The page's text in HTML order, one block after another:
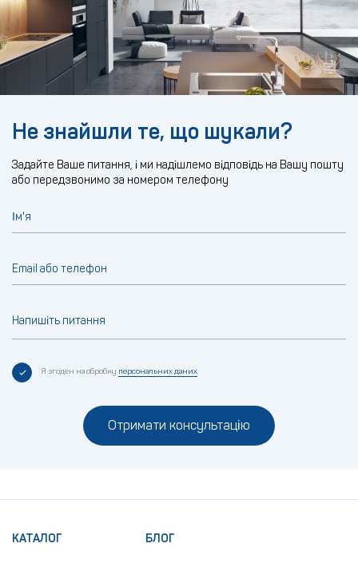
Не знайшли те, що шукали?
Задайте Ваше питання, і ми надішлемо відповідь на Вашу пошту
або передзвонимо за номером телефону
Ім'я
Email або телефон
Напишіть питання
Я згоден на обробку персональних даних
Отримати консультацію
КАТАЛОГ БЛОГ